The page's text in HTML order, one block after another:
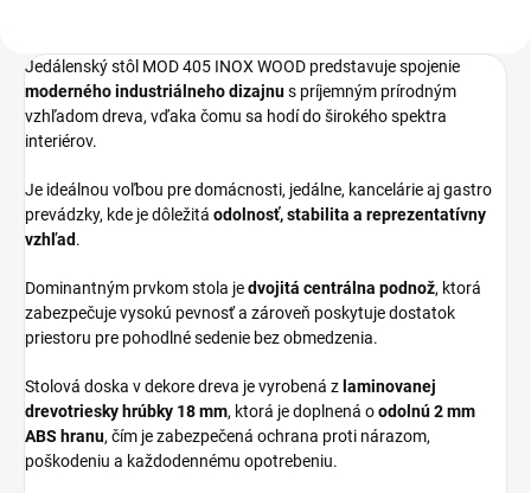
Jedálenský stôl MOD 405 INOX WOOD predstavuje spojenie
moderného industriálneho dizajnus príjemným prírodným
vzhľadom dreva, vďaka čomu sa hodí do širokého spektra
interiérov.
Je ideálnou voľbou pre domácnosti, jedálne, kancelárie aj gastro
prevádzky, kde je dôležitá odolnosť, stabilita a reprezentatívny
vzhľad.
Dominantným prvkom stola jedvojitá centrálna podnož, ktorá
zabezpečuje vysokú pevnosť a zároveň poskytuje dostatok
priestoru pre pohodlné sedenie bez obmedzenia.
Stolová doska v dekore dreva je vyrobená z laminovanej
drevotriesky hrúbky 18 mm, ktorá je doplnená oodolnú 2 mm
ABS hranu, čím je zabezpečená ochrana proti nárazom,
poškodeniu a každodennému opotrebeniu.